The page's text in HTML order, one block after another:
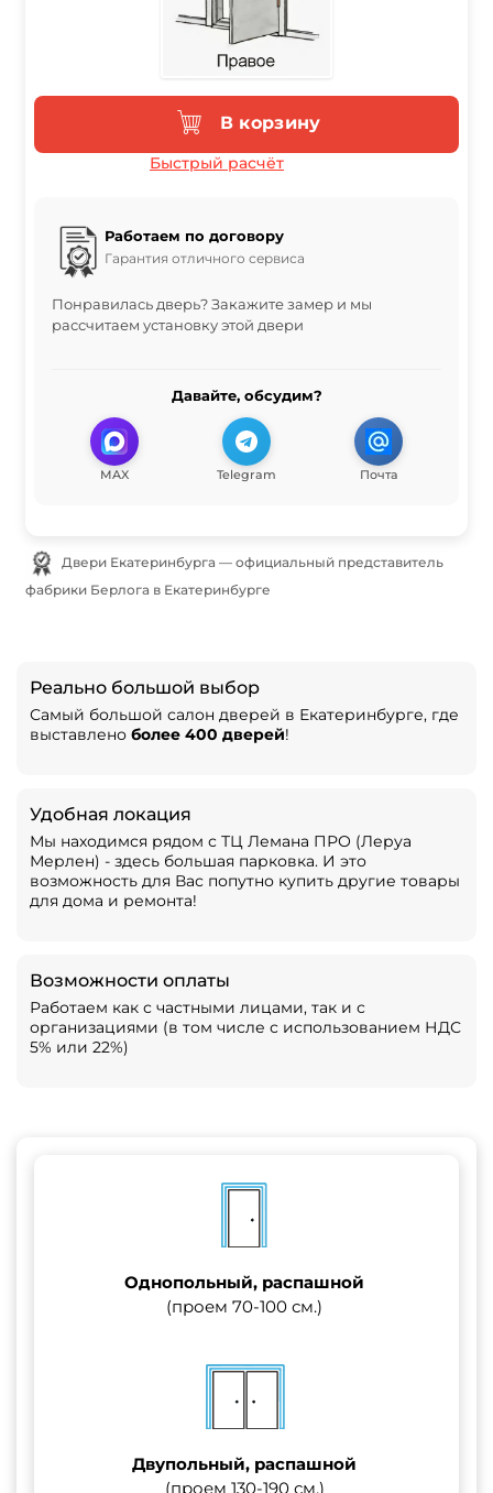
В корзину
Быстрый расчёт
Работаем по договору
Гарантия отличного сервиса
Понравилась дверь? Закажите замер и мы
рассчитаем установку этой двери
Давайте, обсудим?
MAX Telegram Почта
фабрики Берлога в Екатеринбурге
Реально большой выбор
Самый большой салон дверей в Екатеринбурге, где
выставлено более 400 дверей!
Удобная локация
Мы находимся рядом с ТЦ Лемана ПРО (Леруа
Мерлен) - здесь большая парковка. И это
возможность для Вас попутно купить другие товары
для дома и ремонта!
Возможности оплаты
Работаем как с частными лицами, так и с
организациями (в том числе с использованием НДС
5% или 22%)
Однопольный, распашной
(проем 70-100 см.)
Двупольный, распашной
(проем 130-190 см.)